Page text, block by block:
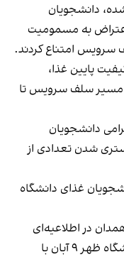
دانشجویان
روز ۱۲ آبان در اعتراض به مسمومیت
سرویس امتناع کردند.
پایین غذا،
مسیر سلف سرویس تا
تلگرامی دانشجویان
شدن تعدادی از
غذای دانشگاه
در اطلاعیه‌ای
اعلام کرد تعدادی از دانشجویان این دانشگاه ظهر ٩ آبان با